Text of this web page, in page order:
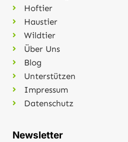
Hoftier
Haustier
Wildtier
Über Uns
Blog
Unterstützen
Impressum
Datenschutz
Newsletter